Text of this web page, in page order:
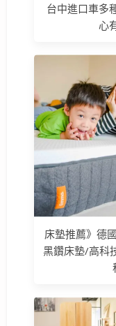
台中進口車多
心
床墊推薦》德
黑鑽床墊/高科